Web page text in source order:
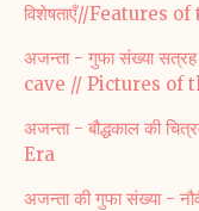
विशेषताएँ//Features
अजन्ता - गुफा संख्या
cave // Pictures of
अजन्ता - बौद्धकाल की
Era
अजन्ता की गुफा संख्या -